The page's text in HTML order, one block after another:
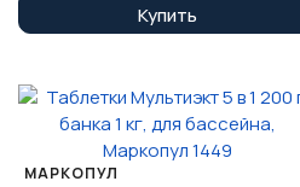
Купить
МАРКОПУЛ